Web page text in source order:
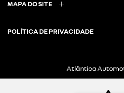
MAPA DO SITE
POLÍTICA DE PRIVACIDADE
Atlântica